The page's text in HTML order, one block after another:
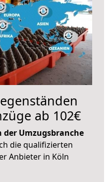
ab 102€
der Umzugsbranche
die qualifizierten
Anbieter in Köln